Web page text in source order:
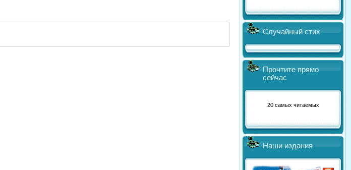
Случайный стих
Прочтите прямо
сейчас
20 самых читаемых
Наши издания